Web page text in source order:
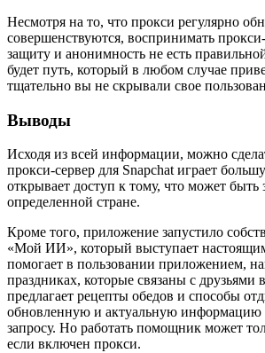
Несмотря на то, что прокси регулярно
совершенствуются, воспринимать
защиту и анонимность не есть
будет путь, который в любом случае
тщательно вы не скрывали свое
Выводы
Исходя из всей информации, можно
прокси-сервер для Snapchat играет
открывает доступ к тому, что может быть
определенной стране.
Кроме того, приложение запустило
«Мой ИИ», который выступает
помогает в пользовании приложением,
праздниках, которые связаны с друзьями
предлагает рецепты обедов и способы
обновленную и актуальную
запросу. Но работать помощник может
если включен прокси.